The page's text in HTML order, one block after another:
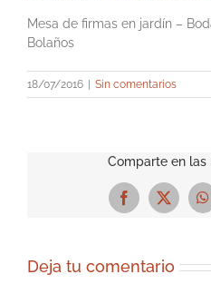
Mesa de firmas en jardín –
Bolaños
18/07/2016 Sin comentarios
Comparte en las
Facebook
X
Deja tu comentario